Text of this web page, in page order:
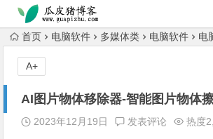
跳转到主内容
首页 电脑软件 多媒体类 电脑软件 电
AI图片物体移除器-智能图片物体
2023年12月19日 发表评论 热度
A+